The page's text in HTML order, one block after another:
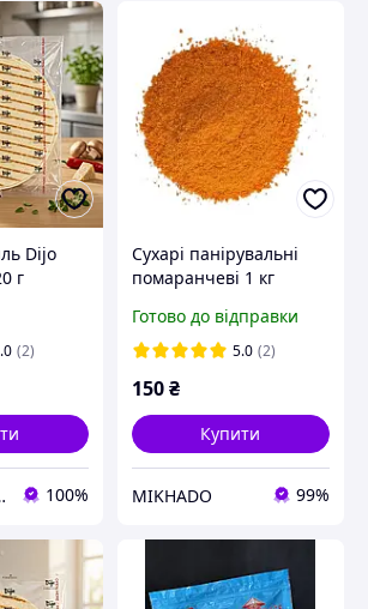
Dijo
г
(2)
Трейд 100%
Сухарі панірувальні
помаранчеві 1 кг
Готово до відправки
5.0 (2)
150₴
Купити
MIKHADO 99%